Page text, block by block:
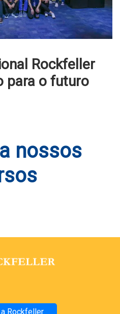
Rockfeller
para o futuro
nossos
Rockfeller